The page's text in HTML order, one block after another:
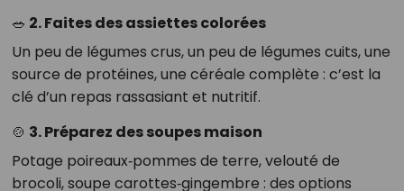
🥗 2. Faites des assiettes colorées
Un peu de légumes crus, un peu de légumes cuits, une
source de protéines, une céréale complète : c’est la
clé d’un repas rassasiant et nutritif.
🍲 3. Préparez des soupes maison
Potage poireaux‑pommes de terre, velouté de
brocoli, soupe carottes‑gingembre : des options